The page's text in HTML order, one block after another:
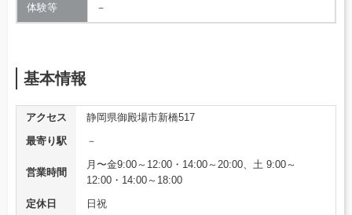
体験等 －
基本情報
アクセス
静岡県御殿場市新橋517
最寄り駅
－
営業時間
月〜金9:00～12:00・14:00～20:00、土 9:00～
12:00・14:00～18:00
定休日
日祝